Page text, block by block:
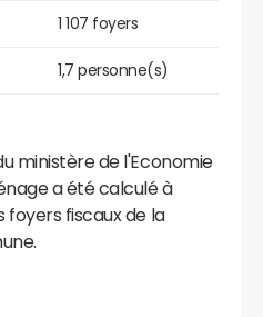
1 107 foyers
1,7 personne(s)
ministère de l'Economie
a été calculé à
fiscaux de la